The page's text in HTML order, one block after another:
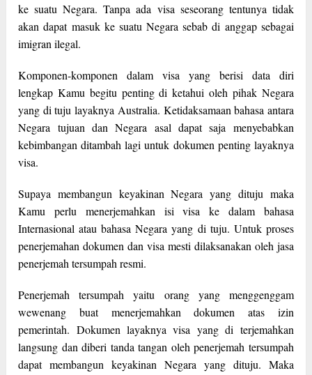
ke suatu Negara. Tanpa ada visa seseorang tentunya tidak
akan dapat masuk ke suatu Negara sebab di anggap sebagai
imigran ilegal.
Komponen-komponen dalam visa yang berisi data diri
lengkap Kamu begitu penting di ketahui oleh pihak Negara
yang di tuju layaknya Australia. Ketidaksamaan bahasa antara
Negara tujuan dan Negara asal dapat saja menyebabkan
kebimbangan ditambah lagi untuk dokumen penting layaknya
visa.
Supaya membangun keyakinan Negara yang dituju maka
Kamu perlu menerjemahkan isi visa ke dalam bahasa
Internasional atau bahasa Negara yang di tuju. Untuk proses
penerjemahan dokumen dan visa mesti dilaksanakan oleh jasa
penerjemah tersumpah resmi.
Penerjemah tersumpah yaitu orang yang menggenggam
wewenang buat menerjemahkan dokumen atas izin
pemerintah. Dokumen layaknya visa yang di terjemahkan
langsung dan diberi tanda tangan oleh penerjemah tersumpah
dapat membangun keyakinan Negara yang dituju. Maka